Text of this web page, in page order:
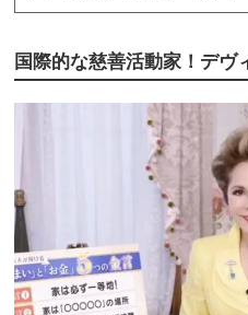
国際的な慈善活動家！デヴ